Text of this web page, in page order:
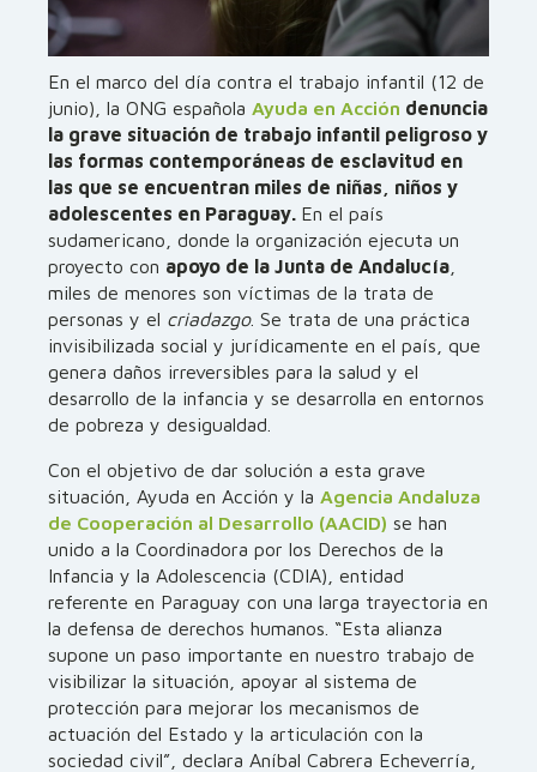
En el marco del día contra el trabajo infantil (12 de
junio), la ONG española Ayuda en Acción denuncia
la grave situación de trabajo infantil peligroso y
las formas contemporáneas de esclavitud en
las que se encuentran miles de niñas, niños y
adolescentes en Paraguay. En el país
sudamericano, donde la organización ejecuta un
proyecto con apoyo de la Junta de Andalucía
miles de menores son víctimas de la trata de
personas y el criadazgo. Se trata de una práctica
invisibilizada social y jurídicamente en el país, que
genera daños irreversibles para la salud y el
desarrollo de la infancia y se desarrolla en entornos
de pobreza y desigualdad.
Con el objetivo de dar solución a esta grave
situación, Ayuda en Acción y la Agencia Andaluza
de Cooperación al Desarrollo (AACID) se han
unido a la Coordinadora por los Derechos de la
Infancia y la Adolescencia (CDIA), entidad
referente en Paraguay con una larga trayectoria en
la defensa de derechos humanos. “Esta alianza
supone un paso importante en nuestro trabajo de
visibilizar la situación, apoyar al sistema de
protección para mejorar los mecanismos de
actuación del Estado y la articulación con la
sociedad civil”, declara Aníbal Cabrera Echeverría,